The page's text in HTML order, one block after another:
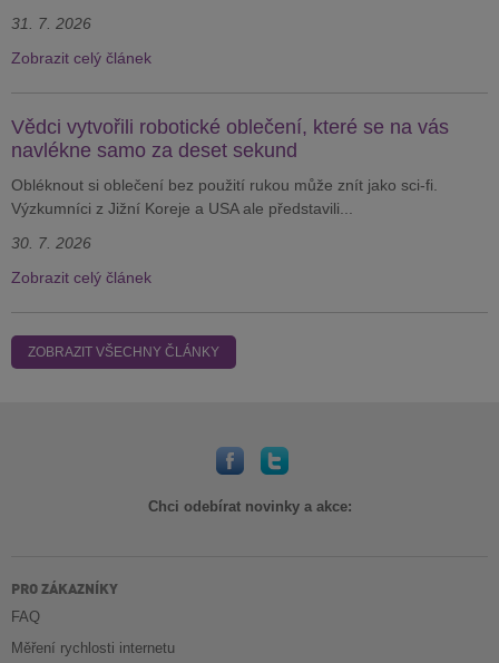
31. 7. 2026
Zobrazit celý článek
Vědci vytvořili robotické oblečení, které se na vás
navlékne samo za deset sekund
Obléknout si oblečení bez použití rukou může znít jako sci-fi.
Výzkumníci z Jižní Koreje a USA ale představili...
30. 7. 2026
Zobrazit celý článek
ZOBRAZIT VŠECHNY ČLÁNKY
Chci odebírat novinky a akce:
PRO ZÁKAZNÍKY
FAQ
Měření rychlosti internetu